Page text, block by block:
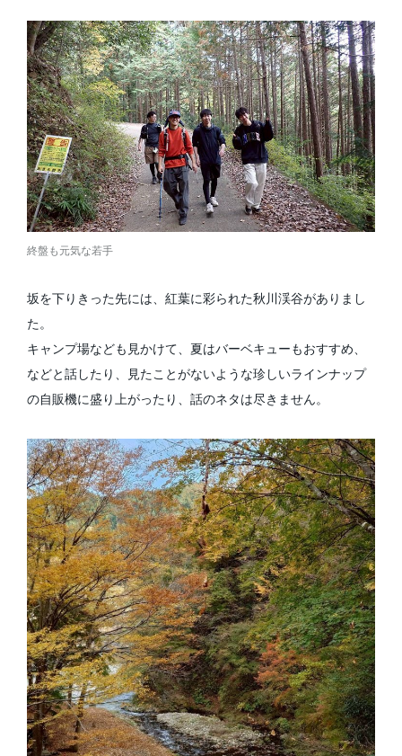
終盤も元気な若手
坂を下りきった先には、紅葉に彩られた秋川渓谷がありまし
た。
キャンプ場なども見かけて、夏はバーベキューもおすすめ、
などと話したり、見たことがないような珍しいラインナップ
の自販機に盛り上がったり、話のネタは尽きません。